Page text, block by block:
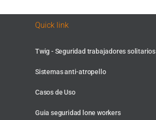
Quick link
Twig - Seguridad trabajadores solitarios
Sistemas anti-atropello
Casos de Uso
Guia seguridad lone workers